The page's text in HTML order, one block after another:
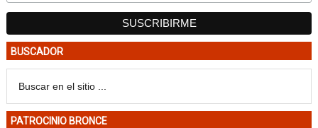
BUSCADOR
PATROCINIO BRONCE